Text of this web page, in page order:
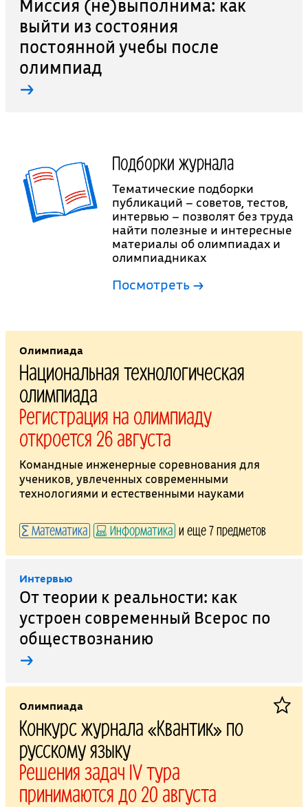
Миссия (не)выполнима: как
выйти из состояния
постоянной учебы после
олимпиад
→
Подборки журнала
Тематические подборки
публикаций – советов, тестов,
интервью – позволят без труда
найти полезные и интересные
материалы об олимпиадах и
олимпиадниках
Посмотреть →
Олимпиада
Национальная технологическая
олимпиада
Регистрация на олимпиаду
откроется 26 августа
Командные инженерные соревнования для
учеников, увлеченных современными
технологиями и естественными науками
Математика Информатика и еще 7 предметов
Интервью
От теории к реальности: как
устроен современный Всерос по
обществознанию
→
Олимпиада
Конкурс журнала «Квантик» по
русскому языку
Решения задач IV тура
принимаются до 20 августа